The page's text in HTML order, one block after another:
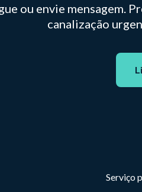
ou envie mensagem.
canalização
Serviço